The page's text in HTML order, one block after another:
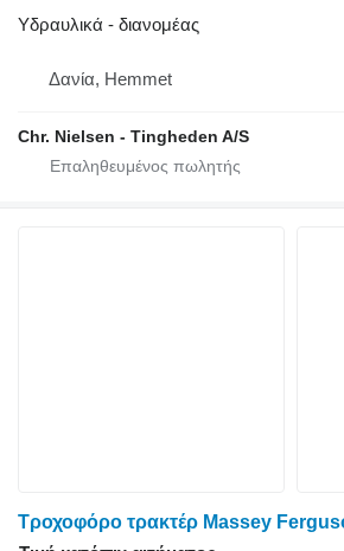
Υδραυλικά - διανομέας
Δανία, Hemmet
Chr. Nielsen - Tingheden A/S